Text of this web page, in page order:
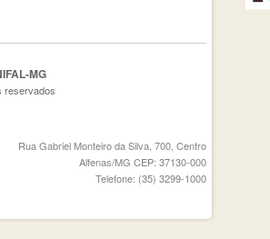
MG
reservados
Rua Gabriel Monteiro da Silva, 700, Centro
Alfenas/MG CEP: 37130-000
Telefone: (35) 3299-1000